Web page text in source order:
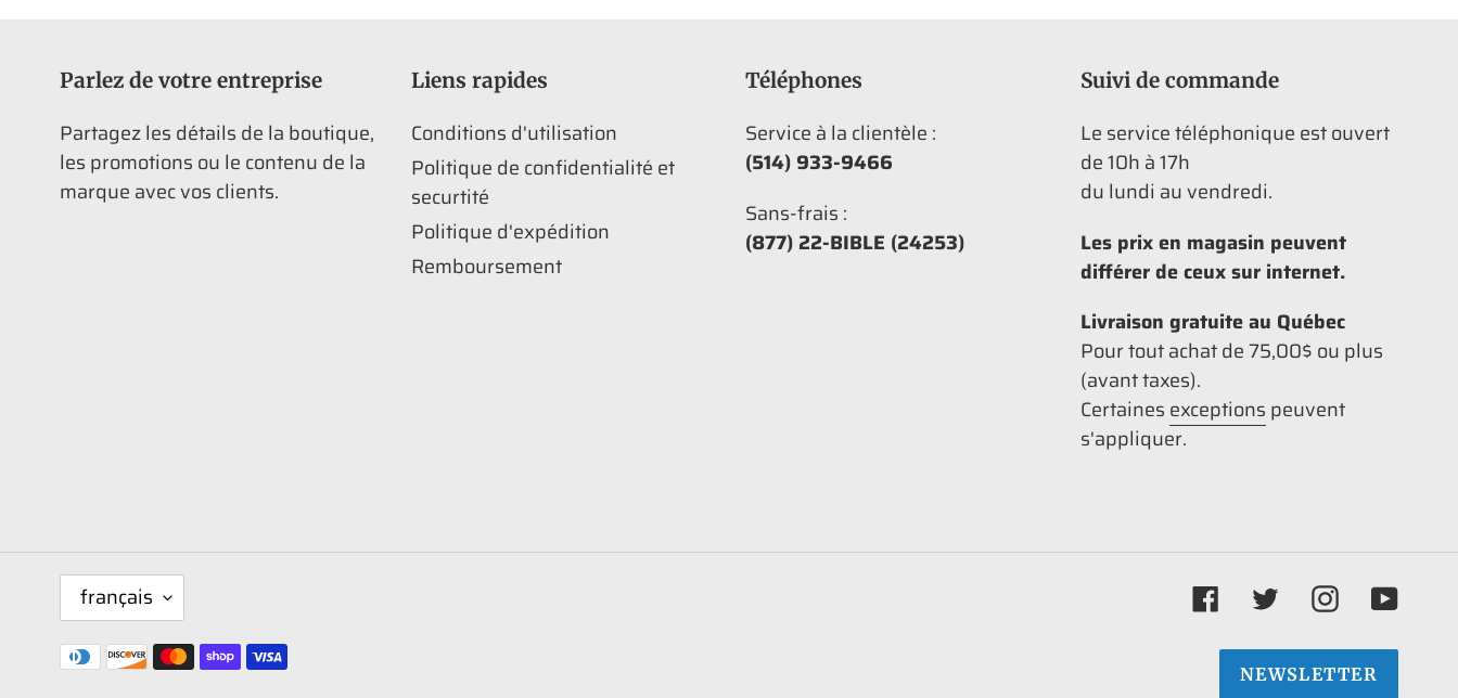
Parlez de votre entreprise
Partagez les détails de la boutique,
les promotions ou le contenu de la
marque avec vos clients.
Liens rapides
Conditions d'utilisation
Politique de confidentialité et
securtité
Politique d'expédition
Remboursement
Téléphones
Service à la clientèle :
(514) 933-9466
Sans-frais :
(877) 22-BIBLE (24253)
Suivi de commande
Le service téléphonique est ouvert
de 10h à 17h
du lundi au vendredi.
Les prix en magasin peuvent
différer de ceux sur internet.
Livraison gratuite au Québec
Pour tout achat de 75,00$ ou plus
(avant taxes).
Certaines exceptions peuvent
s'appliquer.
A
N
G
français FacebookTwitterInstagram
Moyens
NEWSLETTER